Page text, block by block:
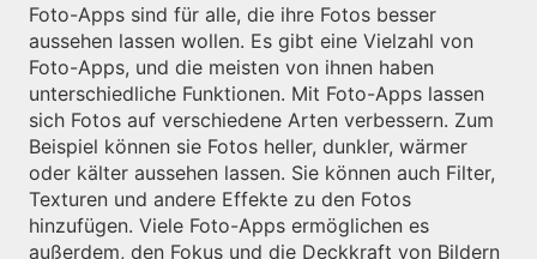
Foto-Apps sind für alle, die ihre Fotos besser
aussehen lassen wollen. Es gibt eine Vielzahl von
Foto-Apps, und die meisten von ihnen haben
unterschiedliche Funktionen. Mit Foto-Apps lassen
sich Fotos auf verschiedene Arten verbessern. Zum
Beispiel können sie Fotos heller, dunkler, wärmer
oder kälter aussehen lassen. Sie können auch Filter,
Texturen und andere Effekte zu den Fotos
hinzufügen. Viele Foto-Apps ermöglichen es
außerdem, den Fokus und die Deckkraft von Bildern